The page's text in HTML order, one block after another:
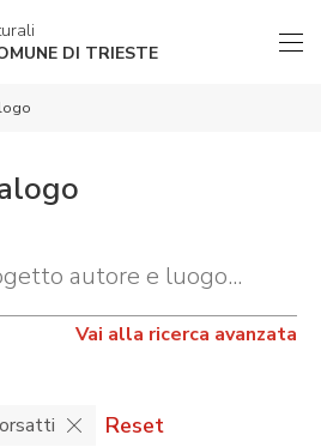
DI TRIESTE
Vai alla ricerca avanzata
Reset